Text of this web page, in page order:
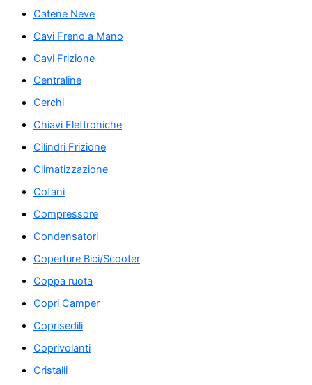
Catene Neve
Cavi Freno a Mano
Cavi Frizione
Centraline
Cerchi
Chiavi Elettroniche
Cilindri Frizione
Climatizzazione
Cofani
Compressore
Condensatori
Coperture Bici/Scooter
Coppa ruota
Copri Camper
Coprisedili
Coprivolanti
Cristalli